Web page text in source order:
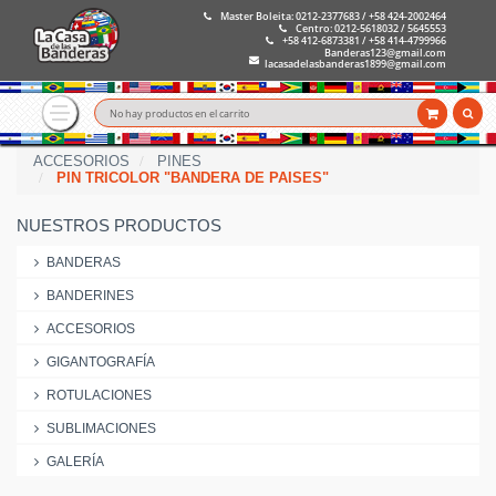
Master Boleita: 0212-2377683 / +58 424-2002464
Centro: 0212-5618032 / 5645553
+58 412-6873381 / +58 414-4799966
Banderas123@gmail.com
lacasadelasbanderas1899@gmail.com
No hay productos en el carrito
ACCESORIOS
PINES
PIN TRICOLOR "BANDERA DE PAISES"
NUESTROS PRODUCTOS
BANDERAS
BANDERINES
ACCESORIOS
GIGANTOGRAFÍA
ROTULACIONES
SUBLIMACIONES
GALERÍA